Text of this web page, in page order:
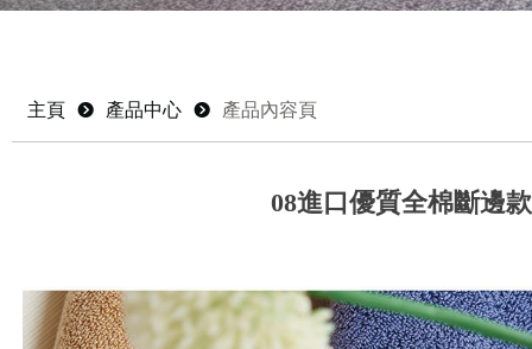
08進口優質全棉斷邊
主頁 뀹 產品中心 뀹 產品內容頁